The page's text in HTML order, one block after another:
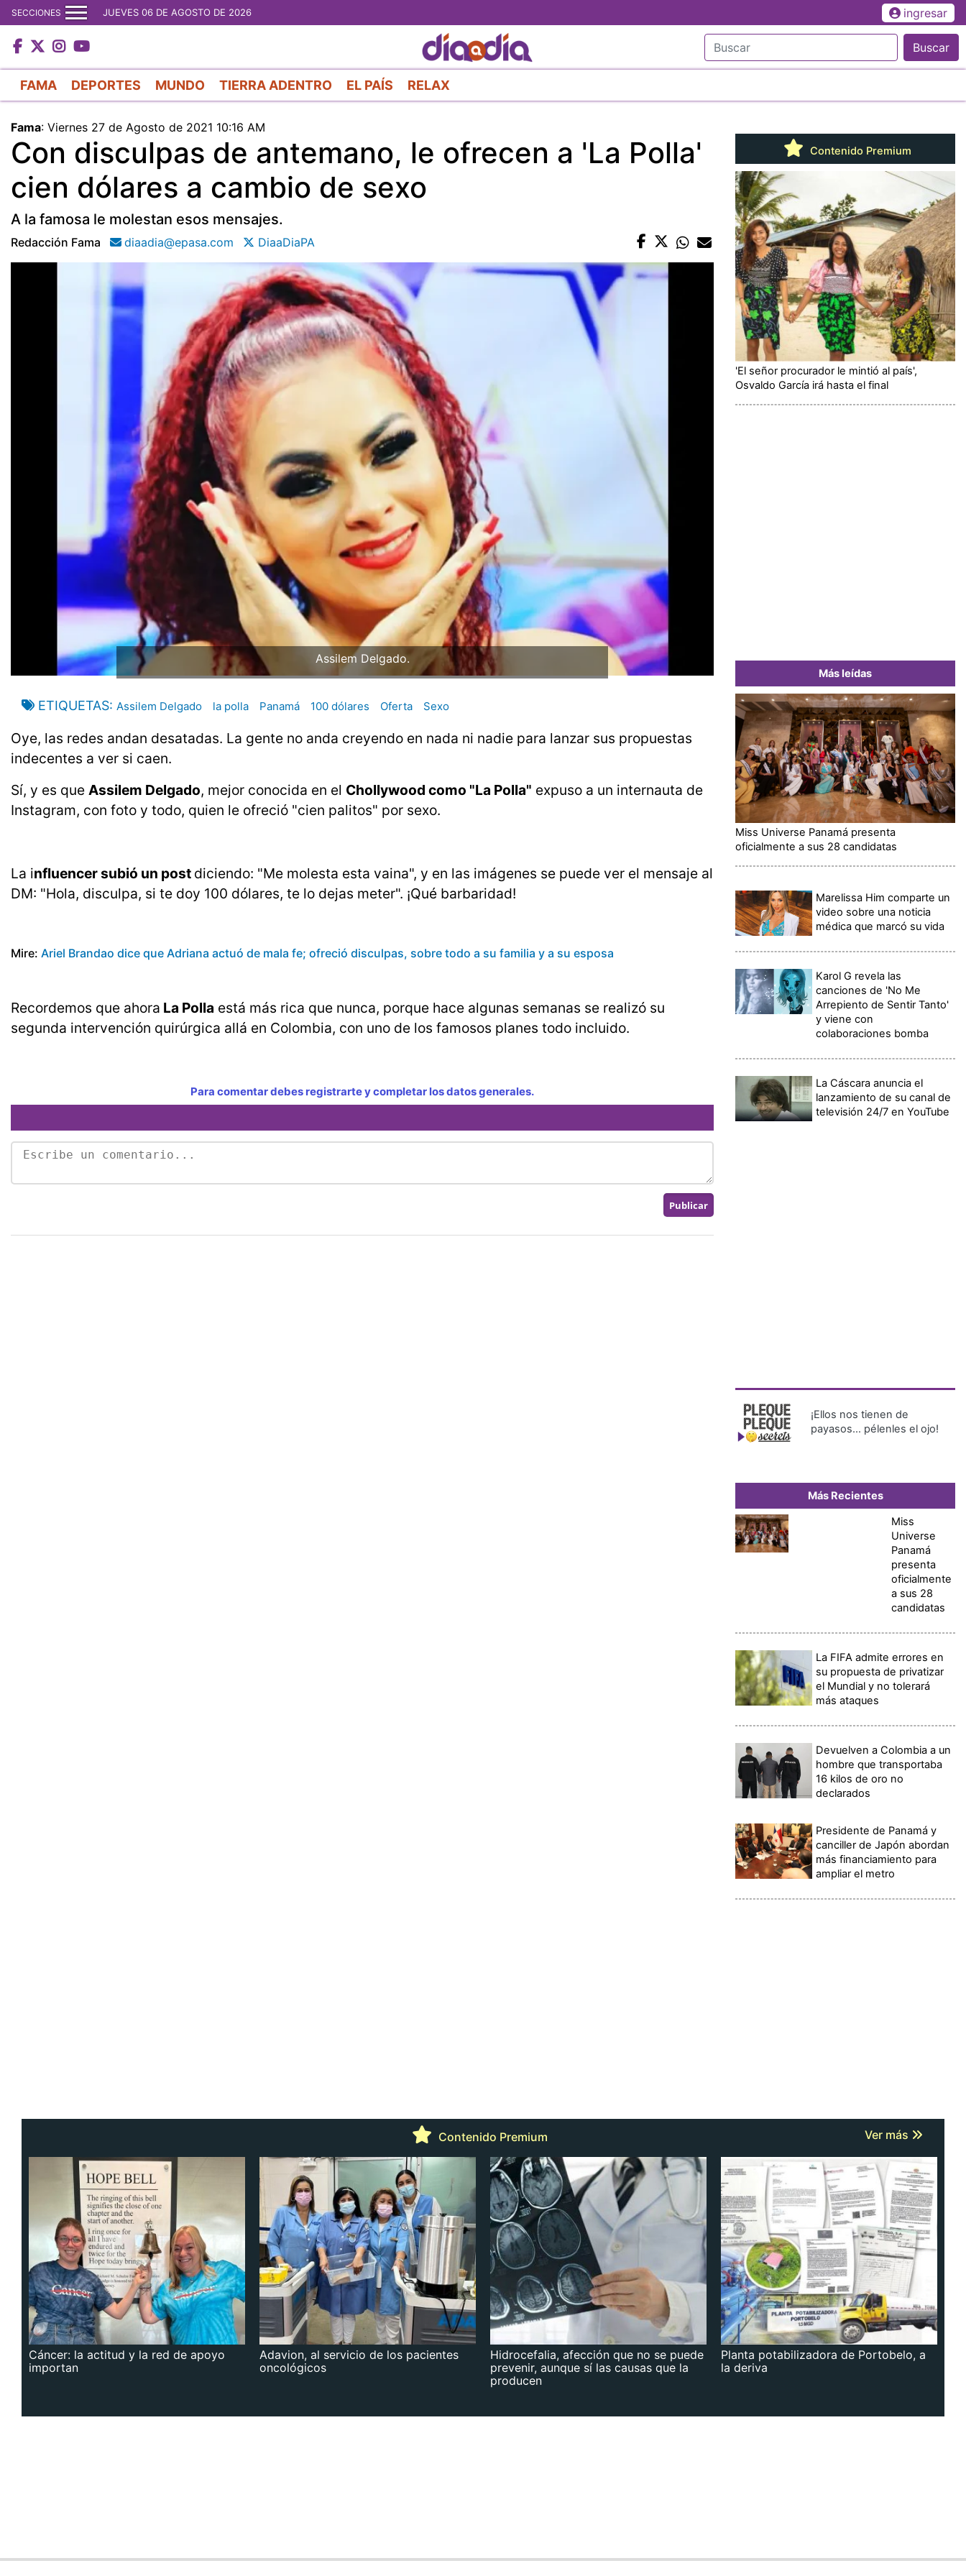
al
contenido
principal
SECCIONES JUEVES 06 DE AGOSTO DE 2026 ingresar
Buscar
FAMA DEPORTES MUNDO TIERRA ADENTRO EL PAÍS RELAX
Fama: Viernes 27 de Agosto de 2021 10:16 AM
Con disculpas de antemano, le ofrecen a 'La Polla'
cien dólares a cambio de sexo
A la famosa le molestan esos mensajes.
Redacción Fama diaadia@epasa.com DiaaDiaPA
Assilem Delgado.
ETIQUETAS Assilem Delgado la polla Panamá 100 dólares Oferta Sexo
Oye, las redes andan desatadas. La gente no anda creyendo en nada ni nadie para lanzar sus propuestas
indecentes a ver si caen.
Sí, y es que Assilem Delgado, mejor conocida en el Chollywood como "La Polla" expuso a un internauta de
Instagram, con foto y todo, quien le ofreció "cien palitos" por sexo.
La influencer subió un post diciendo: "Me molesta esta vaina", y en las imágenes se puede ver el mensaje al
DM: "Hola, disculpa, si te doy 100 dólares, te lo dejas meter". ¡Qué barbaridad!
Mire: Ariel Brandao dice que Adriana actuó de mala fe; ofreció disculpas, sobre todo a su familia y a su esposa
Recordemos que ahora La Polla está más rica que nunca, porque hace algunas semanas se realizó su
segunda intervención quirúrgica allá en Colombia, con uno de los famosos planes todo incluido.
Para comentar debes registrarte y completar los datos generales.
Contenido Premium
'El señor procurador le mintió al país',
Osvaldo García irá hasta el final
Más leídas
Miss Universe Panamá presenta
oficialmente a sus 28 candidatas
Marelissa Him comparte un
video sobre una noticia
médica que marcó su vida
Karol G revela las
canciones de 'No Me
Arrepiento de Sentir Tanto'
y viene con
colaboraciones bomba
La Cáscara anuncia el
lanzamiento de su canal de
televisión 24/7 en YouTube
¡Ellos nos tienen de
payasos… pélenles el ojo!
Más Recientes
Miss
Universe
Panamá
presenta
oficialmente
a sus 28
candidatas
La FIFA admite errores en
su propuesta de privatizar
el Mundial y no tolerará
más ataques
Devuelven a Colombia a un
hombre que transportaba
16 kilos de oro no
declarados
Presidente de Panamá y
canciller de Japón abordan
más financiamiento para
ampliar el metro
Contenido Premium Ver más
Cáncer: la actitud y la red de apoyo
importan
Adavion, al servicio de los pacientes
oncológicos
Hidrocefalia, afección que no se puede
prevenir, aunque sí las causas que la
producen
Planta potabilizadora de Portobelo, a
la deriva